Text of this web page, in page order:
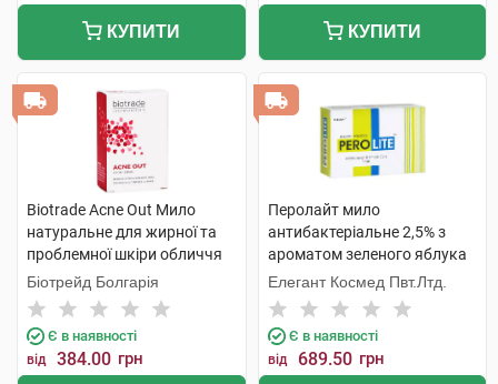
КУПИТИ КУПИТИ
Biotrade Acne Out Мило
натуральне для жирної та
проблемної шкіри обличчя
та тіла 100 г 1 шт
Біотрейд Болгарія
Є в наявності
від 384.00 грн
Перолайт мило
антибактеріальне 2,5% з
ароматом зеленого яблука
75 г 1 шт
Елегант Космед Пвт.Лтд.
Є в наявності
від 689.50 грн